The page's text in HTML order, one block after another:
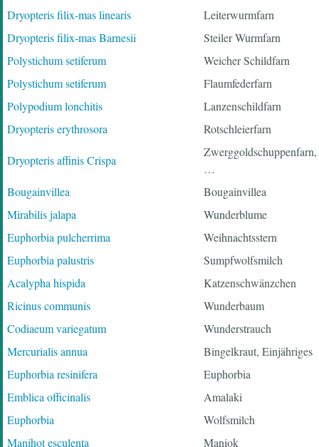
Dryopteris filix-mas linearis
Leiterwurmfarn
Dryopteris filix-mas Barnesii
Steiler Wurmfarn
Polystichum setiferum
Weicher Schildfarn
Polystichum setiferum
Flaumfederfarn
Polypodium lonchitis
Lanzenschildfarn
Dryopteris erythrosora
Rotschleierfarn
Dryopteris affinis Crispa
Zwerggoldschuppenfarn,
…
Bougainvillea
Bougainvillea
Mirabilis jalapa
Wunderblume
Euphorbia pulcherrima
Weihnachtsstern
Euphorbia palustris
Sumpfwolfsmilch
Acalypha hispida
Katzenschwänzchen
Ricinus communis
Wunderbaum
Codiaeum variegatum
Wunderstrauch
Mercurialis annua
Bingelkraut, Einjähriges
Euphorbia resinifera
Euphorbia
Emblica officinalis
Amalaki
Euphorbia
Wolfsmilch
Manihot esculenta
Maniok